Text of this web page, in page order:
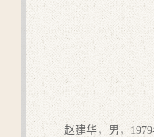
赵建华，男，